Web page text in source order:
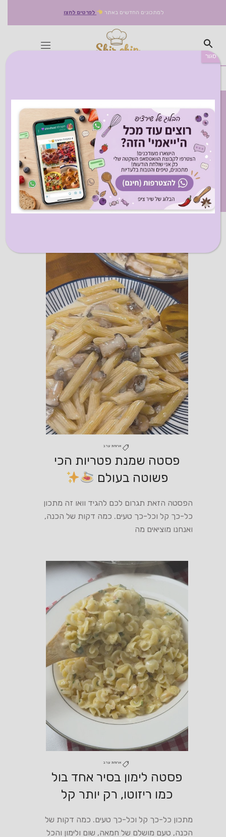
למתכונים החדשים באתר לפרטים לחצו
תגיות מתכון:
איטלקי
ארוחת ערב
פסטה שמנת פטריות הכי
פשוטה בעולם
הפסטה הזאת תגרום לכם להגיד וואו זה מתכון
כל-כך קל וכל-כך טעים. כמה דקות של הכנה,
ואנחנו מוציאים מה
ארוחת ערב
‎פסטה לימון בסיר אחד בול
כמו ריזוטו, רק יותר קל
‎מתכון כל-כך קל וכל-כך טעים. כמה דקות של
הכנה, טעם מושלם של חמאה, שום ולימון והכל
סגור